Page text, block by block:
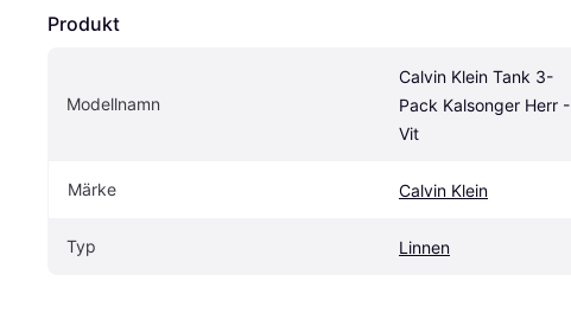
Produkt
Modellnamn
Calvin Klein Tank 3-
Pack Kalsonger Herr -
Vit
Märke Calvin Klein
Typ Linnen